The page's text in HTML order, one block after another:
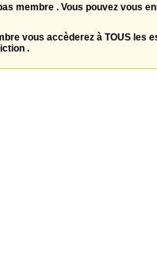
membre . Vous pouvez vous
vous accèderez à TOUS les
.